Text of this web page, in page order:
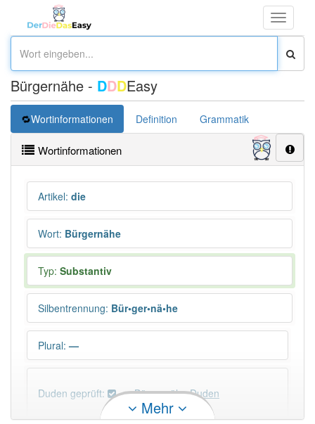
Toggle
Bürgernähe - DDDEasy
Wortinformationen Definition Grammatik
Wortinformationen
Artikel: die
Wort: Bürgernähe
Typ: Substantiv
Silbentrennung: Bür•ger•nä•he
Plural: —
Duden geprüft: Bürgernähe Duden
Mehr